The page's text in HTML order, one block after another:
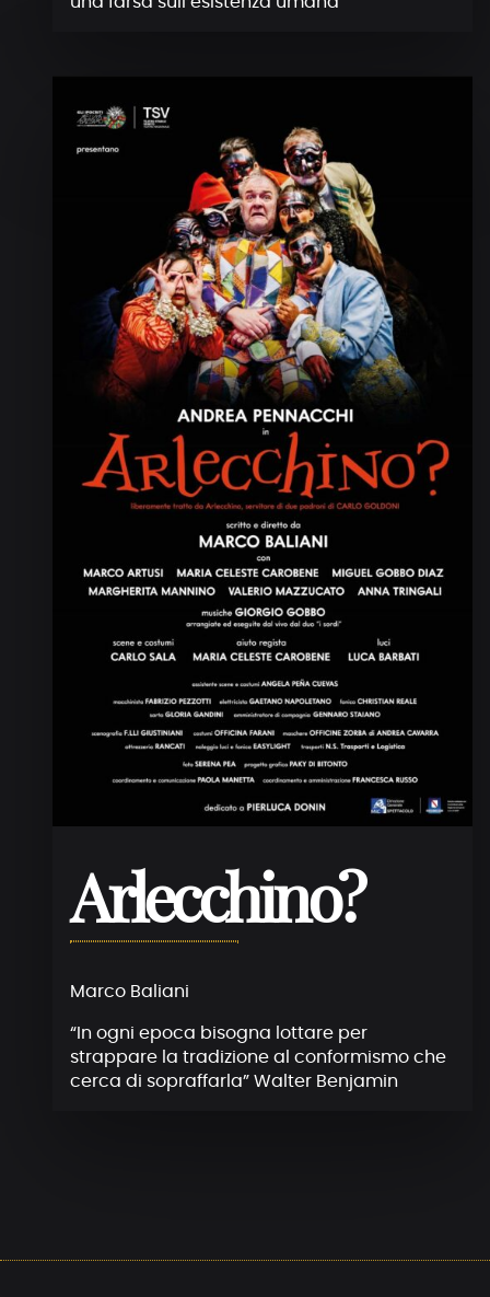
Arlecchino?
Marco Baliani
“In ogni epoca bisogna lottare per
strappare la tradizione al conformismo che
cerca di sopraffarla” Walter Benjamin